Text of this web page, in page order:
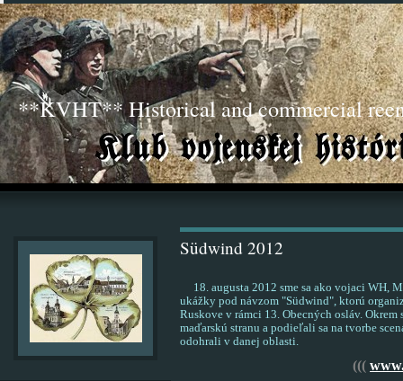
**KVHT** Historical and commercial
Südwind 2012
18. augusta 2012 sme sa ako vojaci WH,
ukážky pod návzom "Südwind", ktorú
Ruskove v rámci 13. Obecných osláv.
maďarskú stranu a podieľali sa na tvorbe
odohrali v danej oblasti.
(((